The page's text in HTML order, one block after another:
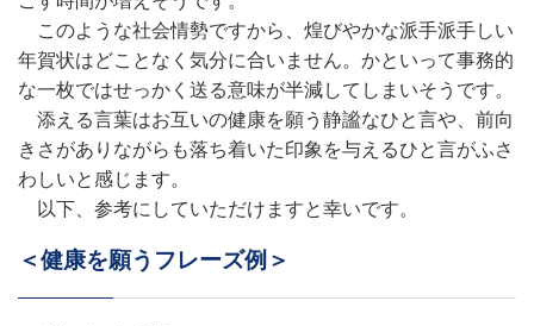
このような社会情勢ですから、煌びやかな派手派手しい
年賀状はどことなく気分に合いません。かといって事務的
な一枚ではせっかく送る意味が半減してしまいそうです。
添える言葉はお互いの健康を願う静謐なひと言や、前向
きさがありながらも落ち着いた印象を与えるひと言がふさ
わしいと感じます。
以下、参考にしていただけますと幸いです。
＜健康を願うフレーズ例＞